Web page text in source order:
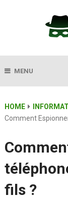
MENU
HOME
Comment
fils ?